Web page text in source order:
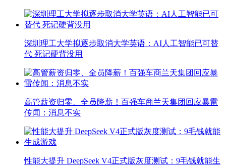
深圳理工大学拟逐步取消大学英语：AI人工智能已可替
代 死记硬背没用
高管薪资归零、全员降薪！百强车商兰天集团回应暴雷
传闻：消息不实
性能大提升 DeepSeek V4正式版灰度测试：9毛钱就能生